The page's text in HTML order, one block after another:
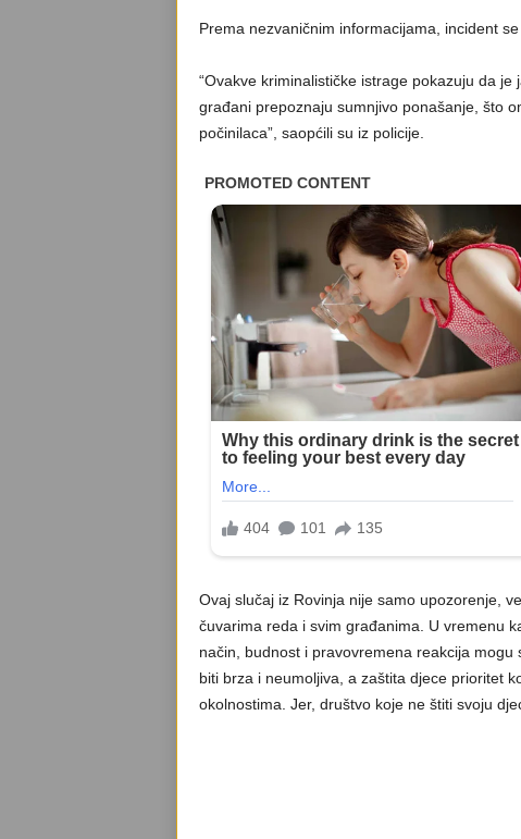
Prema nezvaničnim informacijama, incident
“Ovakve kriminalističke istrage pokazuju da
građani prepoznaju sumnjivo ponašanje, što
počinilaca”, saopćili su iz policije.
Ovaj slučaj iz Rovinja nije samo upozorenje,
čuvarima reda i svim građanima. U vremenu
način, budnost i pravovremena reakcija
biti brza i neumoljiva, a zaštita djece prioritet
okolnostima. Jer, društvo koje ne štiti svoju